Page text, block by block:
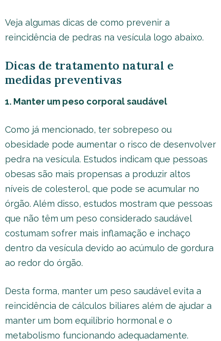
Veja algumas dicas de como prevenir a
reincidência de pedras na vesícula logo abaixo.
Dicas de tratamento natural e
medidas preventivas
1. Manter um peso corporal saudável
Como já mencionado, ter sobrepeso ou
obesidade pode aumentar o risco de desenvolver
pedra na vesícula. Estudos indicam que pessoas
obesas são mais propensas a produzir altos
níveis de colesterol, que pode se acumular no
órgão. Além disso, estudos mostram que pessoas
que não têm um peso considerado saudável
costumam sofrer mais inflamação e inchaço
dentro da vesícula devido ao acúmulo de gordura
ao redor do órgão.
Desta forma, manter um peso saudável evita a
reincidência de cálculos biliares além de ajudar a
manter um bom equilíbrio hormonal e o
metabolismo funcionando adequadamente.